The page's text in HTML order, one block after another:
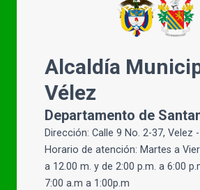
Alcaldía
Vélez
Departamento de
Dirección: Calle 9 No. 2-37, Velez
Horario de atención: Martes a
a 12.00 m. y de 2:00 p.m. a 6:00
7:00 a.m a 1:00p.m